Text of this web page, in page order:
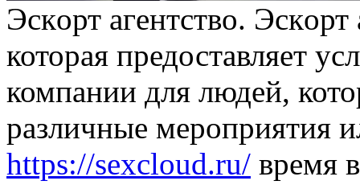
Эскoрт aгeнтствo. Эскoрт
которая предоставляет
компании для людей,
различные мероприятия
https://sexcloud.ru/ время